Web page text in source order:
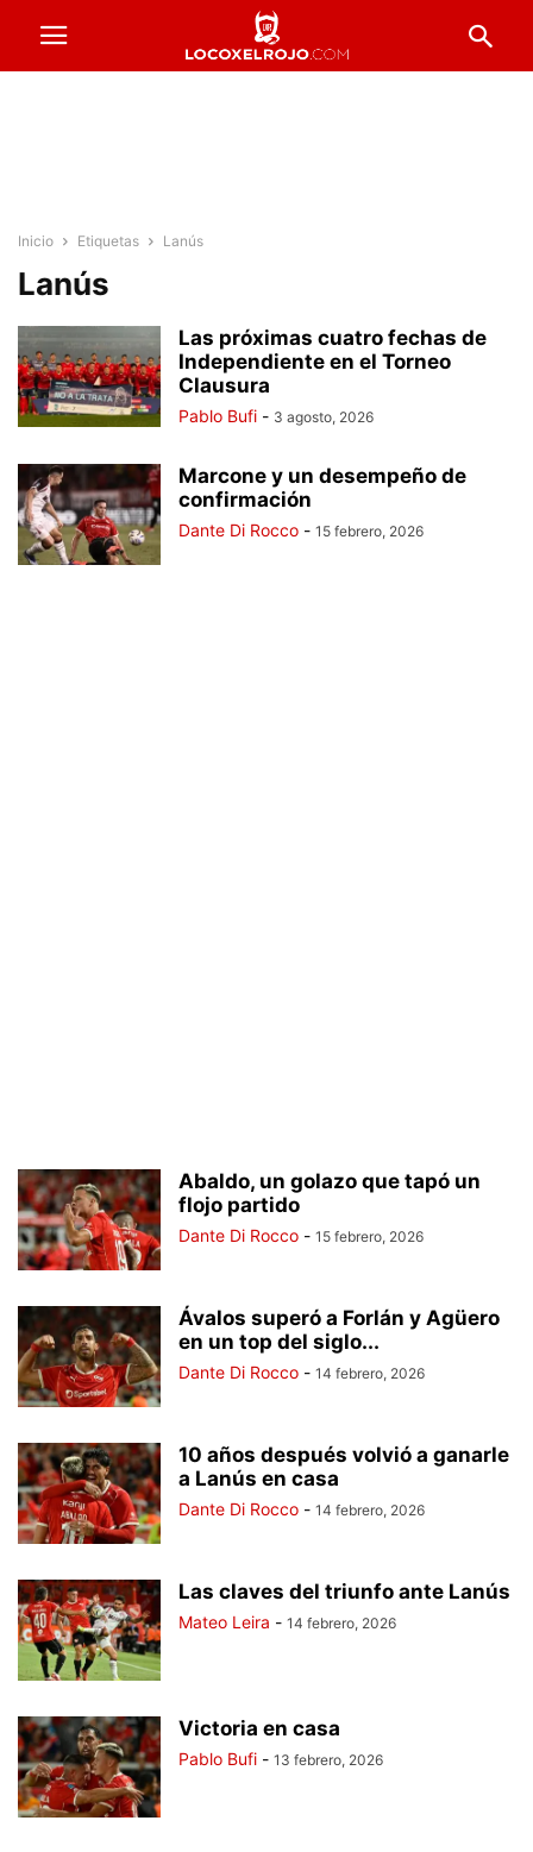
Inicio Etiquetas Lanús
Lanús
Las próximas cuatro fechas de
Independiente en el Torneo
Clausura
Pablo Bufi - 3 agosto, 2026
Marcone y un desempeño de
confirmación
Dante Di Rocco - 15 febrero, 2026
Abaldo, un golazo que tapó un
flojo partido
Dante Di Rocco - 15 febrero, 2026
Ávalos superó a Forlán y Agüero
en un top del siglo...
Dante Di Rocco - 14 febrero, 2026
10 años después volvió a ganarle
a Lanús en casa
Dante Di Rocco - 14 febrero, 2026
Las claves del triunfo ante Lanús
Mateo Leira - 14 febrero, 2026
Victoria en casa
Pablo Bufi - 13 febrero, 2026